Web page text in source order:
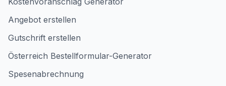
Angebot erstellen
Gutschrift erstellen
Österreich Bestellformular-Generator
Spesenabrechnung